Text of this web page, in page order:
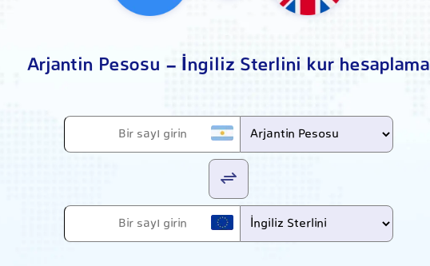
Arjantin Pesosu - İngiliz Sterlini kur hesaplama